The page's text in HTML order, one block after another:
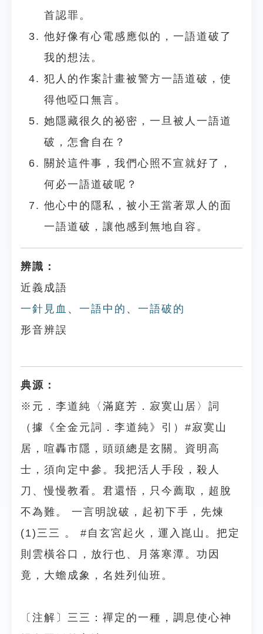
首認罪。
他好像有心電感應似的，一語道破了
我的想法。
犯人的作案計畫被警方一語道破，使
得他啞口無言。
她隱藏很久的祕密，一旦被人一語道
破，怎會自在？
關於這件事，我們心照不宣就好了，
何必一語道破呢？
他心中的隱私，被小王當著眾人的面
一語道破，讓他感到無地自容。
辨識：
近義成語
一針見血 、 一語中的 、 一語破的
形音辨誤
典源：
※元．李道純〈滿庭芳．寂寞山居〉詞
（據《全金元詞．李道純》引）#寂寞山
居，喧轟市隱，頭頭總是玄關。資明高
士，須向定中參。我把活人手段，殺人
刀、慢慢教看。君還悟，只今薦取，超脫
不為難。 一言明說破，起初下手，先煉
(1)三三 。 #自玄宮起火，運入崑山。把定
則雲橫谷口，放行也、月落寒潭。功因
竟，大蟾成象，名姓列仙班。
〔注解〕三三：禪定的一種，調息使心神